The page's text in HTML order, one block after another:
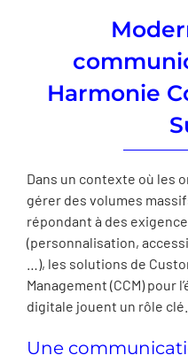
Harmonie
Dans un contexte où les
gérer des volumes
répondant à des
(personnalisation,
…), les solutions de
Management (CCM) pour
digitale jouent un rôle clé.
Une